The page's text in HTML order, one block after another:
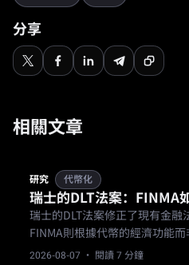
分享
相關文章
研究 代幣化
瑞士的DLT法案：FINMA
瑞士的DLT法案修正了現有金融
FINMA則根據代幣的經濟功能而
2026-08-07 · 閱讀 7 分鐘